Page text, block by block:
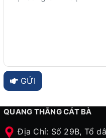
GỬI
QUANG THẮNG CÁT BÀ
Địa Chỉ: Số 29B, Tổ